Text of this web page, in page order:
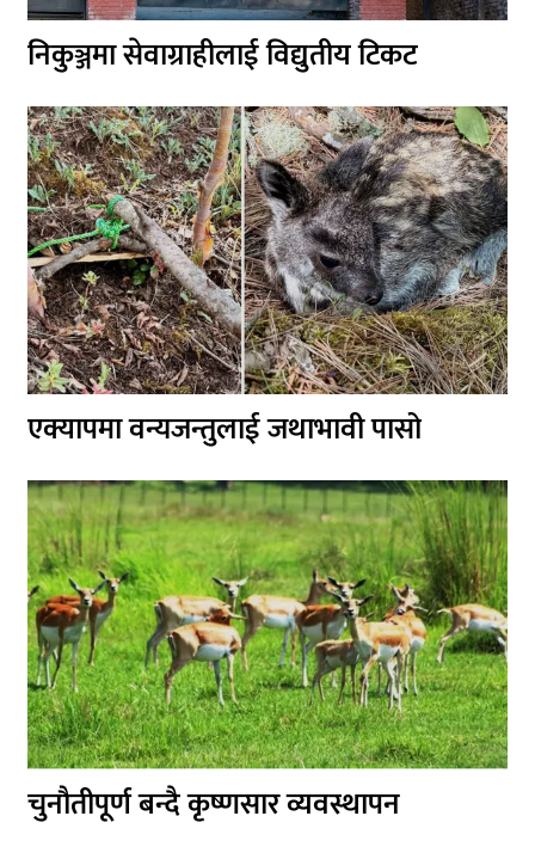
निकुञ्जमा सेवाग्राहीलाई विद्युतीय टिकट
एक्यापमा वन्यजन्तुलाई जथाभावी पासो
चुनौतीपूर्ण बन्दै कृष्णसार व्यवस्थापन